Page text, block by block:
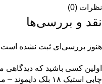
نظرات (0)
نقد و بررسی‌ها
هنوز بررسی‌ای ثبت نشده
اولین کسی باشید که
چابی استیک ۱۸ بلک دایموند – مای”